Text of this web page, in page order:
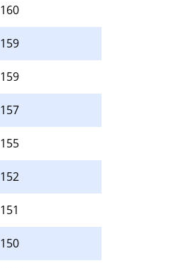
160
159
159
157
155
152
151
150